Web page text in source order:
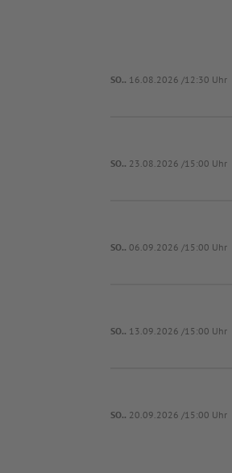
SO.. 16.08.2026 /12:30 Uhr
SO.. 23.08.2026 /15:00 Uhr
SO.. 06.09.2026 /15:00 Uhr
SO.. 13.09.2026 /15:00 Uhr
SO.. 20.09.2026 /15:00 Uhr